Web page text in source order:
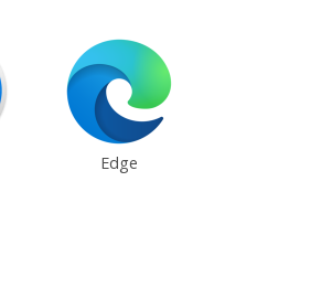
Edge